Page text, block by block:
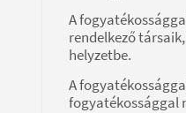
A
rendelkező
helyzetbe.
A
fogyatékossággal